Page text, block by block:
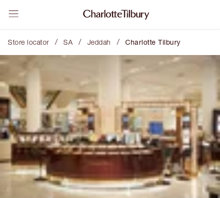
Store locator / SA / Jeddah / Charlotte Tilbury